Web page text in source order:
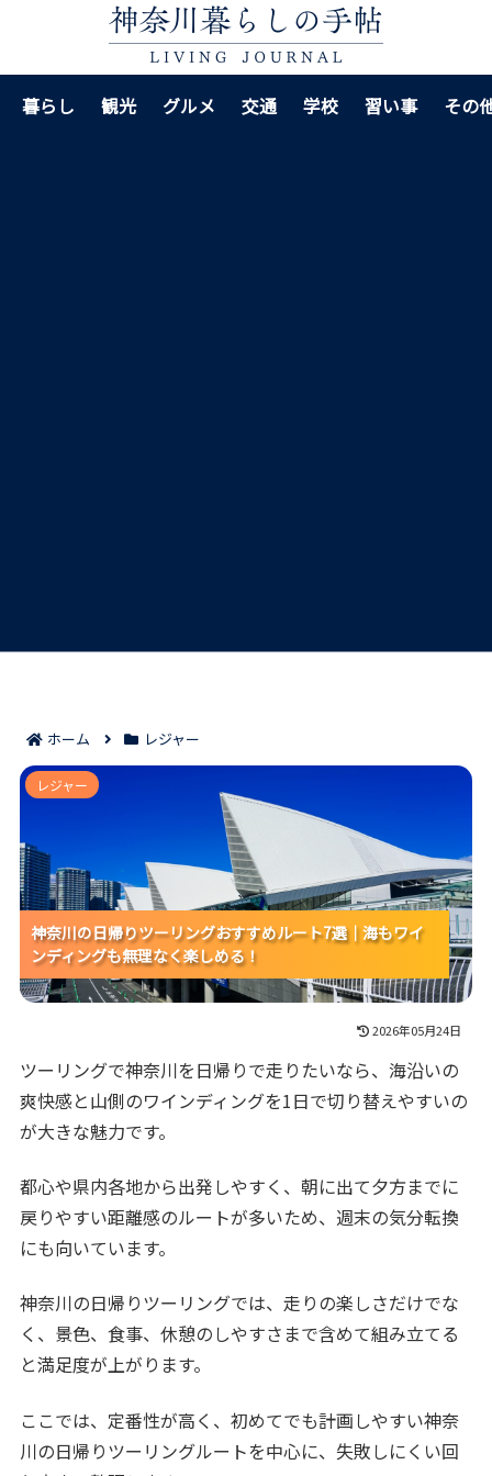
暮らし 観光 グルメ 交通 学校 習い事 その
ホーム レジャー
神奈川の日帰りツーリングおすすめルート7選｜海もワ
インディングも無理なく楽しめる！
神奈川の日帰りツーリングおすすめルート7選｜海もワイ
ンディングも無理なく楽しめる！
神奈川の日帰りツーリングおすすめルート7選｜海もワイ
ンディングも無理なく楽しめる！
神奈川の日帰りツーリングおすすめルート7選｜海もワイ
ンディングも無理なく楽しめる！
レジャー
2026年05月24日
ツーリングで神奈川を日帰りで走りたいなら、海沿いの
爽快感と山側のワインディングを1日で切り替えやすいの
が大きな魅力です。
都心や県内各地から出発しやすく、朝に出て夕方までに
戻りやすい距離感のルートが多いため、週末の気分転換
にも向いています。
神奈川の日帰りツーリングでは、走りの楽しさだけでな
く、景色、食事、休憩のしやすさまで含めて組み立てる
と満足度が上がります。
ここでは、定番性が高く、初めてでも計画しやすい神奈
川の日帰りツーリングルートを中心に、失敗しにくい回